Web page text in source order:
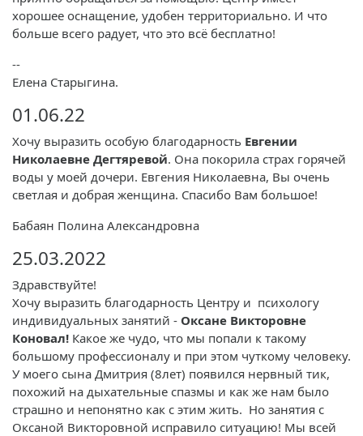
хорошее оснащение, удобен территориально. И что
больше всего радует, что это всё бесплатно!
--
Елена Старыгина.
01.06.22
Хочу выразить особую благодарность Евгении
Николаевне Дегтяревой. Она покорила страх горячей
воды у моей дочери. Евгения Николаевна, Вы очень
светлая и добрая женщина. Спасибо Вам большое!
Бабаян Полина Александровна
25.03.2022
Здравствуйте!
Хочу выразить благодарность Центру и психологу
индивидуальных занятий - Оксане Викторовне
Коновал! Какое же чудо, что мы попали к такому
большому профессионалу и при этом чуткому человеку.
У моего сына Дмитрия (8лет) появился нервный тик,
похожий на дыхательные спазмы и как же нам было
страшно и непонятно как с этим жить. Но занятия с
Оксаной Викторовной исправило ситуацию! Мы всей